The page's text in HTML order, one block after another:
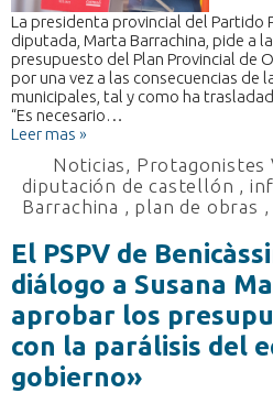
La presidenta provincial del Partido
diputada, Marta Barrachina, pide a
presupuesto del Plan Provincial de
por una vez a las consecuencias de
municipales, tal y como ha
“Es necesario…
Leer mas »
Noticias
Protagonistes
diputación de castellón
Barrachina
plan de obras
El PSPV de
diálogo a Susana
aprobar los
con la parálisis del
gobierno»